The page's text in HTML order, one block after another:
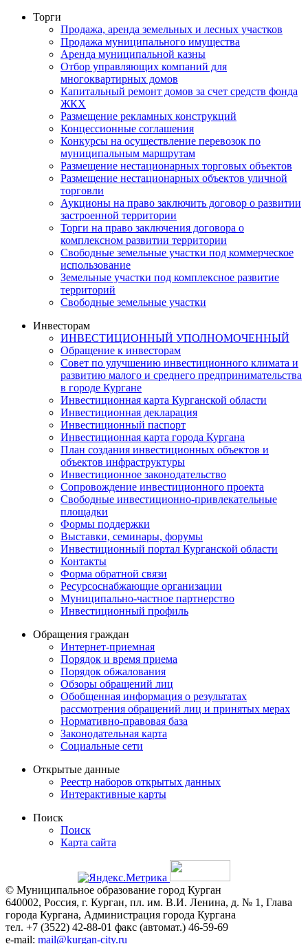
Торги
Продажа, аренда земельных и лесных участков
Продажа муниципального имущества
Аренда муниципальной казны
Отбор управляющих компаний для
многоквартирных домов
Капитальный ремонт домов за счет средств фонда
ЖКХ
Размещение рекламных конструкций
Концессионные соглашения
Конкурсы на осуществление перевозок по
муниципальным маршрутам
Размещение нестационарных торговых объектов
Размещение нестационарных объектов уличной
торговли
Аукционы на право заключить договор о развитии
застроенной территории
Торги на право заключения договора о
комплексном развитии территории
Свободные земельные участки под коммерческое
использование
Земельные участки под комплексное развитие
территорий
Свободные земельные участки
Инвесторам
ИНВЕСТИЦИОННЫЙ УПОЛНОМОЧЕННЫЙ
Обращение к инвесторам
Совет по улучшению инвестиционного климата и
развитию малого и среднего предпринимательства
в городе Кургане
Инвестиционная карта Курганской области
Инвестиционная декларация
Инвестиционный паспорт
Инвестиционная карта города Кургана
План создания инвестиционных объектов и
объектов инфраструктуры
Инвестиционное законодательство
Сопровождение инвестиционного проекта
Свободные инвестиционно-привлекательные
площадки
Формы поддержки
Выставки, семинары, форумы
Инвестиционный портал Курганской области
Контакты
Форма обратной связи
Ресурсоснабжающие организации
Муниципально-частное партнерство
Инвестиционный профиль
Обращения граждан
Интернет-приемная
Порядок и время приема
Порядок обжалования
Обзоры обращений лиц
Обобщенная информация о результатах
рассмотрения обращений лиц и принятых мерах
Нормативно-правовая база
Законодательная карта
Социальные сети
Открытые данные
Реестр наборов открытых данных
Интерактивные карты
Поиск
Поиск
Карта сайта
© Муниципальное образование город Курган
640002, Россия, г. Курган, пл. им. В.И. Ленина, д. № 1, Глава
города Кургана, Администрация города Кургана
тел. +7 (3522) 42-88-01 факс (автомат.) 46-59-69
e-mail: mail@kurgan-city.ru